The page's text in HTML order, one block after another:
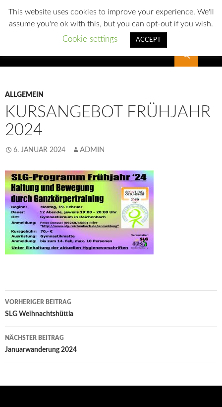
SLG Reichenbach
ALLGEMEIN
KURSANGEBOT FRÜHJAHR
2024
6. JANUAR 2024 ADMIN
Beitrags-
Navigation
VORHERIGER BEITRAG
SLG Weihnachtshüttla
NÄCHSTER BEITRAG
Januarwanderung 2024
This website uses cookies to improve your experience. We'll
assume you're ok with this, but you can opt-out if you wish.
Cookie settings ACCEPT